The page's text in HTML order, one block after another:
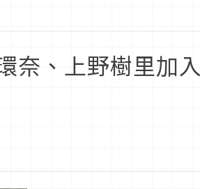
奈、上野樹里加入